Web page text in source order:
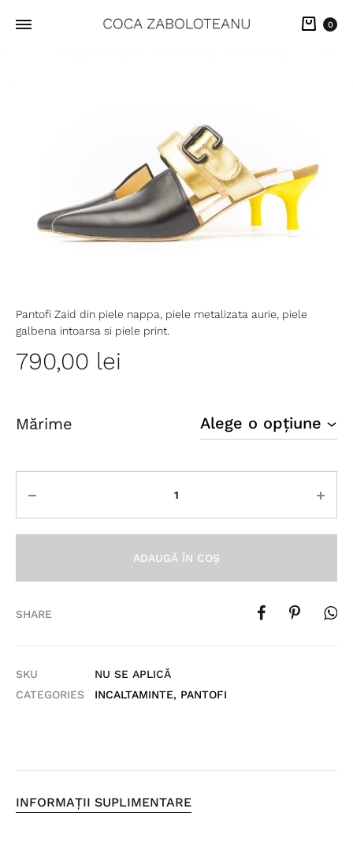
Cart
0
Pantofi Zaid din piele nappa, piele metalizata aurie, piele
galbena intoarsa si piele print.
790,00 lei
Mărime
ADAUGĂ ÎN COȘ
SHARE
SKU
NU SE APLICĂ
CATEGORIES
INCALTAMINTE, PANTOFI
INFORMAȚII SUPLIMENTARE